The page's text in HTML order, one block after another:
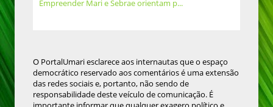
Empreender Mari e Sebrae orientam p...
O PortalUmari esclarece aos internautas que o espaço
democrático reservado aos comentários é uma extensão
das redes sociais e, portanto, não sendo de
responsabilidade deste veículo de comunicação. É